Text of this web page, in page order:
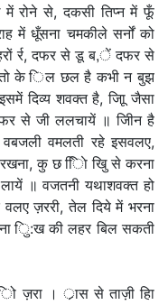
से, दकसी तिप्न में फूँ
में धूँसना चमकीले सर्नों को
र्र, दफर से डू ब,ें दफर से
तो के िल छल है कभी न बुझ
दिव्य शवक्त है, जािू जैसा
से जी ललचायें ॥ जीिन है
वमलती रहे इसवलए,
कु छ िािे खुि से करना
॥ वजतनी यथाशवक्त हो
ज़ररी, तेल दिये में भरना
िु:ख की लहर बिल सकती
ज़रा । र्ास से ताज़ी हिा